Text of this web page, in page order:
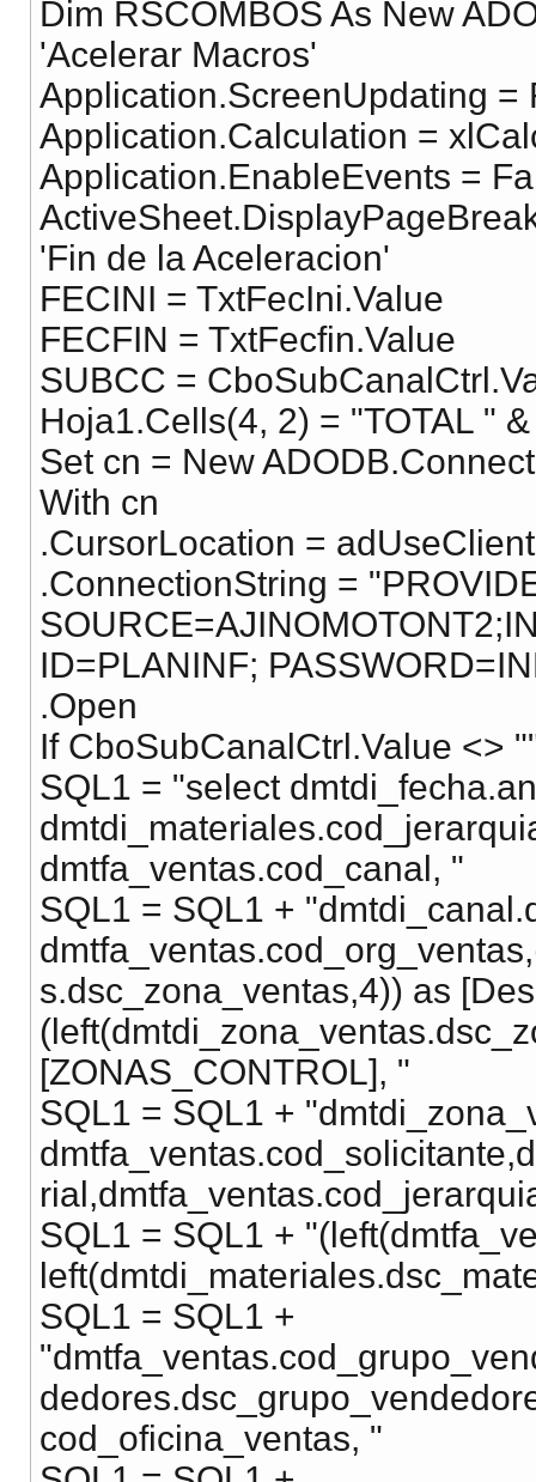
Dim RSCOMBOS As New
'Acelerar Macros'
Application.ScreenUpdating =
Application.Calculation =
Application.EnableEvents =
'Fin de la Aceleracion'
FECINI = TxtFecIni.Value
FECFIN = TxtFecfin.Value
SUBCC =
Hoja1.Cells(4, 2) = "TOTAL "
Set cn = New
With cn
.CursorLocation = adUseClient
.ConnectionString =
ID=PLANINF;
.Open
If CboSubCanalCtrl.Value <>
SQL1 = "select
dmtfa_ventas.cod_canal, "
SQL1 = SQL1 +
s.dsc_zona_ventas,4)) as
[ZONAS_CONTROL], "
SQL1 = SQL1 +
SQL1 = SQL1 +
SQL1 = SQL1 +
cod_oficina_ventas, "